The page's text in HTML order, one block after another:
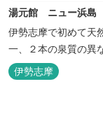
湯元館 ニュー浜島
伊勢志摩で初めて天
一、２本の泉質の異
伊勢志摩